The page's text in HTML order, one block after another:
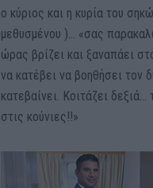
ο κύριος και η κυρία του
μεθυσμένου )… «σας
ώρας βρίζει και ξαναπάει
να κατέβει να βοηθήσει τον
κατεβαίνει. Κοιτάζει
στις κούνιες!!»